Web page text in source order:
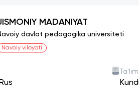
MADANIYAT
davlat pedagogika universiteti
Navoiy viloyati
Rus